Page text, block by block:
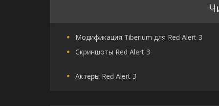
Модификация Tiberium для Red Alert 3
Скриншоты Red Alert 3
Актеры Red Alert 3